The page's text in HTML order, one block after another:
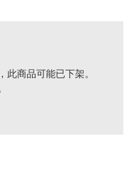
此商品可能已下架。